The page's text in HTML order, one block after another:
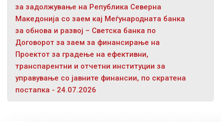
за задолжување на Република Северна
Македонија со заем кај Меѓународната банка
за обнова и развој – Светска банка по
Договорот за заем за финансирање на
Проектот за градење на ефективни,
транспарентни и отчетни институции за
управување со јавните финансии, по скратена
постапка - 24.07.2026